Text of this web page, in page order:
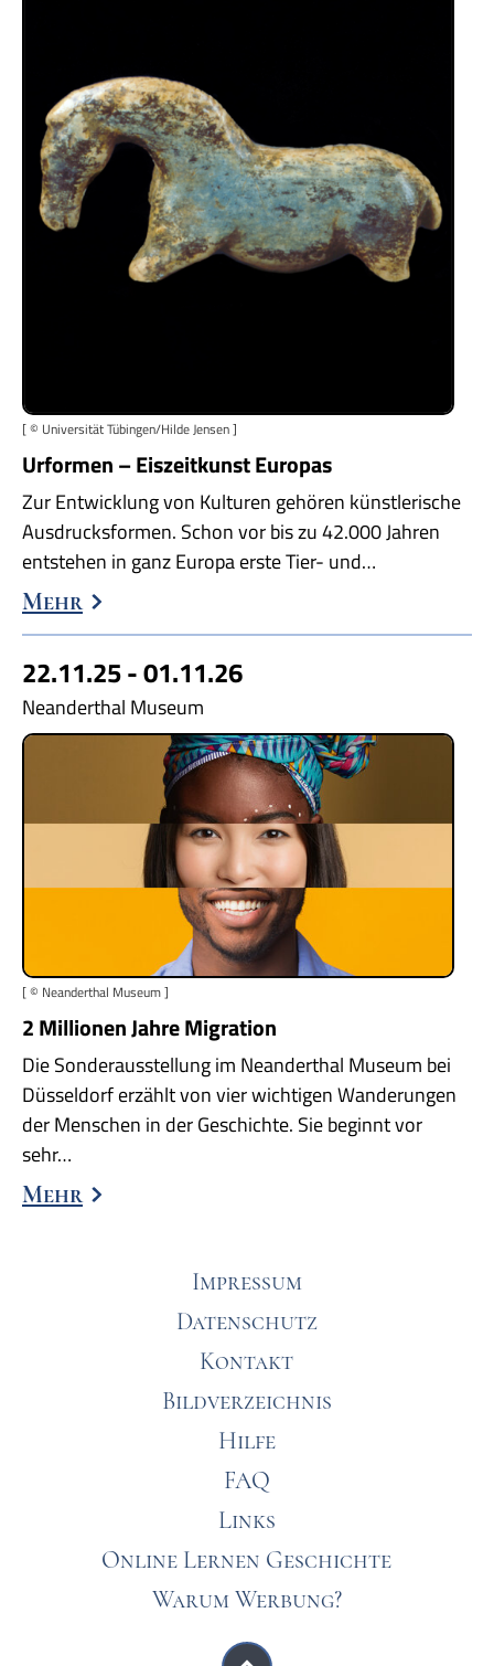
[ © Universität Tübingen/Hilde Jensen ]
Urformen – Eiszeitkunst Europas
Zur Entwicklung von Kulturen gehören künstlerische
Ausdrucksformen. Schon vor bis zu 42.000 Jahren
entstehen in ganz Europa erste Tier- und…
Mehr
22.11.25 - 01.11.26
Neanderthal Museum
[ © Neanderthal Museum ]
2 Millionen Jahre Migration
Die Sonderausstellung im Neanderthal Museum bei
Düsseldorf erzählt von vier wichtigen Wanderungen
der Menschen in der Geschichte. Sie beginnt vor
sehr…
Mehr
Impressum
Datenschutz
Kontakt
Bildverzeichnis
Hilfe
FAQ
Links
Online Lernen Geschichte
Warum Werbung?